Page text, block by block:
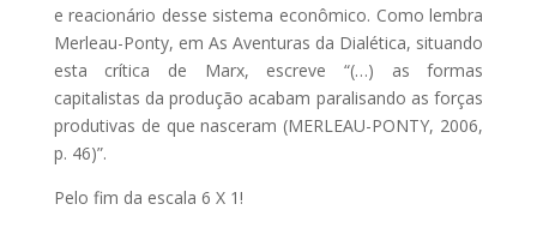
e reacionário desse sistema econômico. Como lembra
Merleau-Ponty, em As Aventuras da Dialética, situando
esta crítica de Marx, escreve “(…) as formas
capitalistas da produção acabam paralisando as forças
produtivas de que nasceram (MERLEAU-PONTY, 2006,
p. 46)”.
Pelo fim da escala 6 X 1!